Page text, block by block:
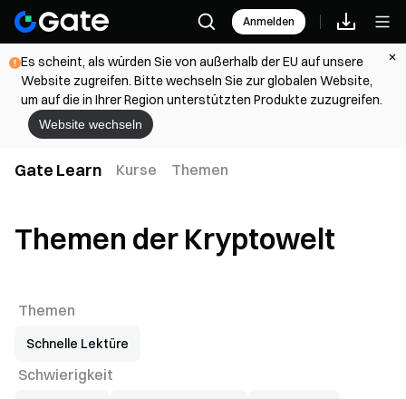
Anmelden
Es scheint, als würden Sie von außerhalb der EU auf unsere
Website zugreifen. Bitte wechseln Sie zur globalen Website,
um auf die in Ihrer Region unterstützten Produkte zuzugreifen.
Website wechseln
Gate Learn Kurse Themen
Themen der Kryptowelt
Themen
Schnelle Lektüre
Schwierigkeit